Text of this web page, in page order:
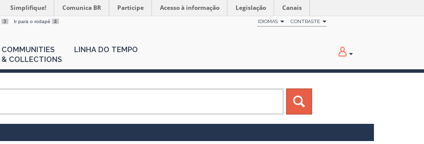
Simplifique! Comunica BR Participe Acesso à informação Legislação Canais
3 Ir para o rodapé 4 IDIOMAS CONTRASTE
COMMUNITIES
& COLLECTIONS
LINHA DO TEMPO